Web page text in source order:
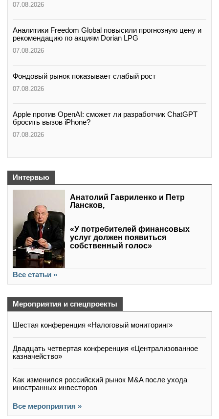
07.08.2026
Аналитики Freedom Global повысили прогнозную цену и
рекомендацию по акциям Dorian LPG
07.08.2026
Фондовый рынок показывает слабый рост
07.08.2026
Apple против OpenAI: сможет ли разработчик ChatGPT
бросить вызов iPhone?
07.08.2026
Интервью
Анатолий Гавриленко и Петр
Лансков,
«У потребителей финансовых
услуг должен появиться
собственный голос»
Все статьи »
Мероприятия и спецпроекты
Шестая конференция «Налоговый мониторинг»
Двадцать четвертая конференция «Централизованное
казначейство»
Как изменился российский рынок M&A после ухода
иностранных инвесторов
Все мероприятия »